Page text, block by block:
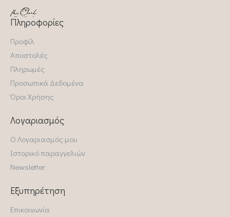
Πληροφορίες
Προφίλ
Αποστολές
Πληρωμές
Προσωπικά Δεδομένα
Όροι Χρήσης
Λογαριασμός
Ο Λογαριασμός μου
Ιστορικό παραγγελιών
Newsletter
Εξυπηρέτηση
Επικοινωνία